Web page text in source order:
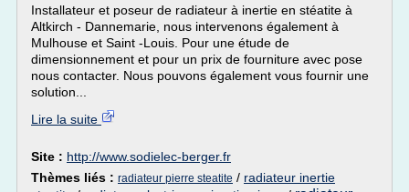
Installateur et poseur de radiateur à inertie en stéatite à
Altkirch - Dannemarie, nous intervenons également à
Mulhouse et Saint -Louis. Pour une étude de
dimensionnement et pour un prix de fourniture avec pose
nous contacter. Nous pouvons également vous fournir une
solution...
Lire la suite
Site : http://www.sodielec-berger.fr
Thèmes liés : radiateur pierre steatite / radiateur inertie